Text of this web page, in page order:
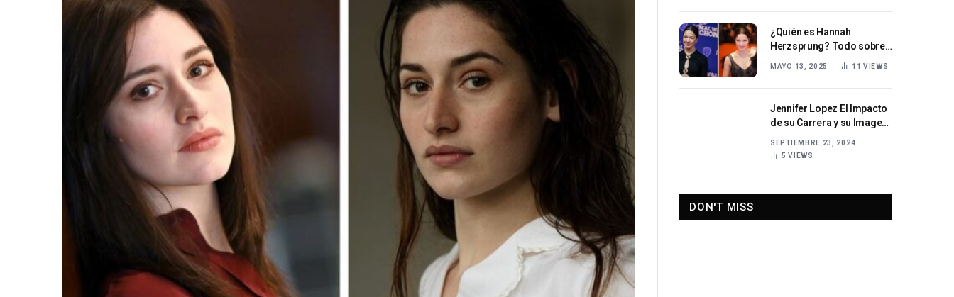
¿Quién es Hannah
Herzsprung? Todo sobre
la aclamada actriz
MAYO 13, 2025 11 VIEWS
Jennifer Lopez El Impacto
de su Carrera y su Imagen
SEPTIEMBRE 23, 2024
5VIEWS
DON'T MISS